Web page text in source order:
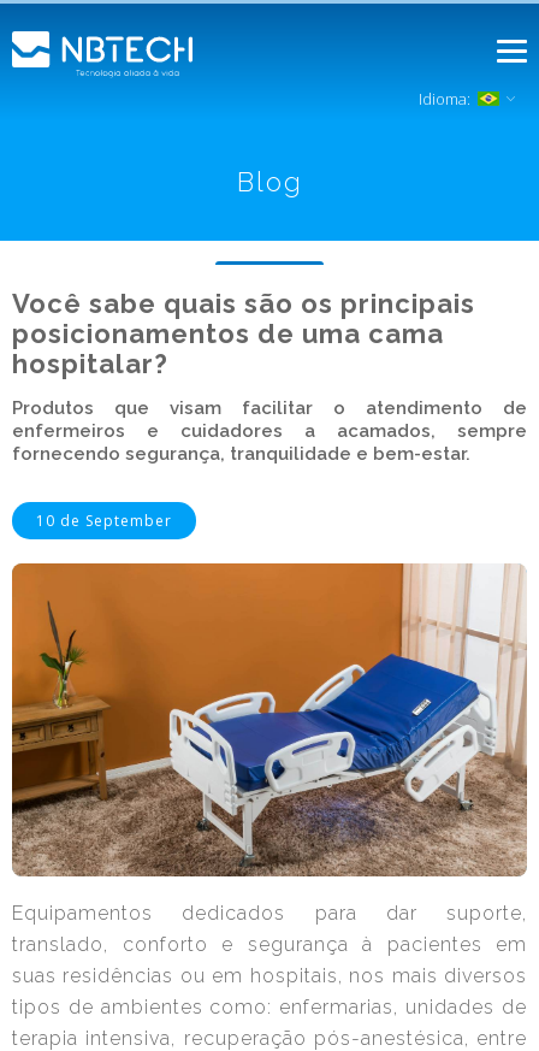
Idioma:
Blog
Você sabe quais são os principais
posicionamentos de uma cama
hospitalar?
Produtos que visam facilitar o atendimento de
enfermeiros e cuidadores a acamados, sempre
fornecendo segurança, tranquilidade e bem-estar.
10 de September
Equipamentos dedicados para dar suporte,
translado, conforto e segurança à pacientes em
suas residências ou em hospitais, nos mais diversos
tipos de ambientes como: enfermarias, unidades de
terapia intensiva, recuperação pós-anestésica, entre